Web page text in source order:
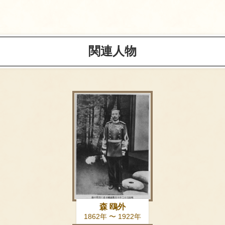
関連人物
森 鴎外
1862年 〜 1922年